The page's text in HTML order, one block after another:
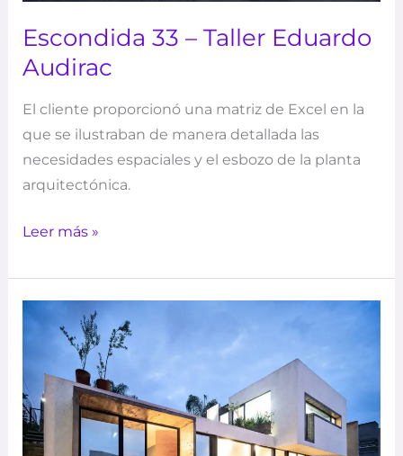
Escondida 33 – Taller Eduardo
Audirac
El cliente proporcionó una matriz de Excel en la
que se ilustraban de manera detallada las
necesidades espaciales y el esbozo de la planta
arquitectónica.
Leer más »
Taller
Eduardo
Audirac